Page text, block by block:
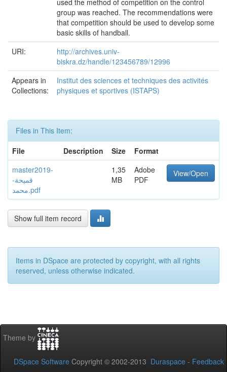
used the method of competition on the control
group was reached. The recommendations were
that competition should be used to develop some
basic skills of handball.
URI:
http://archives.univ-
biskra.dz/handle/123456789/12996
Appears in
Collections:
Institut des sciences et techniques des activités
physiques et sportives (ISTAPS)
Files in This Item:
File
Description Size
Format
master2019-
قميحة-
محمد.pdf
1,35
MB
Adobe
PDF
View/Open
Show full item record
Items in DSpace are protected by copyright, with all rights
reserved, unless otherwise indicated.
Theme by
DSpace Software Copyright © 2002-2013 Duraspace - Feedback